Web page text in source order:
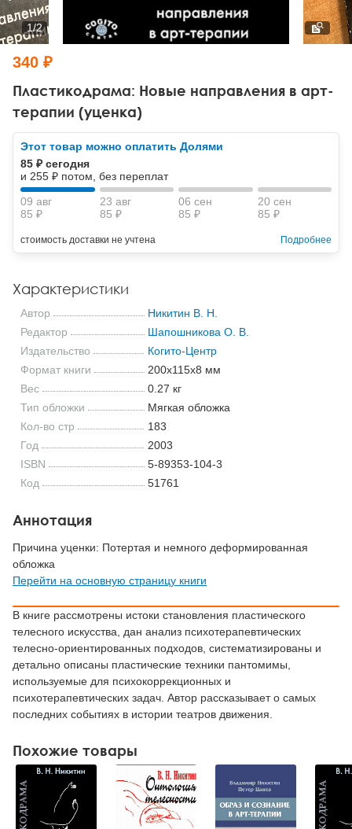
Тревожные расстройства, панические атаки
Психодрама
Другие направления психотерапии
Классический, эриксоновский гипноз и НЛП
НЛП
Психология труда и эргономика
Социальная психология
Социальная и организационная психология
Классический и юнгианский психоанализ
Пластикодрама: Новые направления в арт-
терапии (уценка)
1/2
340 ₽
Этот товар можно оплатить Долями
85 ₽ сегодня
и 255 ₽ потом, без переплат
09 авг
85 ₽
23 авг
85 ₽
06 сен
85 ₽
20 сен
85 ₽
стоимость доставки не учтена Подробнее
Характеристики
Автор
Никитин В. Н.
Редактор
Шапошникова О. В.
Издательство
Когито-Центр
Формат книги
200x115x8 мм
Вес
0.27 кг
Тип обложки
Мягкая обложка
Кол-во стр
183
Год
2003
ISBN
5-89353-104-3
Код
51761
Аннотация
Причина уценки: Потертая и немного деформированная
обложка
Перейти на основную страницу книги
В книге рассмотрены истоки становления пластического
телесного искусства, дан анализ психотерапевтических
телесно-ориентированных подходов, систематизированы и
детально описаны пластические техники пантомимы,
используемые для психокоррекционных и
психотерапевтических задач. Автор рассказывает о самых
последних событиях в истории театров движения.
Похожие товары